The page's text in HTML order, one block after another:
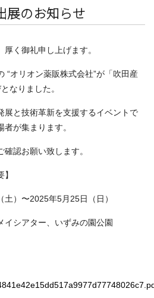
展のお知らせ
く御礼申し上げます。
“オリオン薬販株式会社”が「吹田産
なりました。
展と技術革新を支援するイベントで
が集まります。
認お願い致します。
）〜2025年5月25日（日）
イシアター、いずみの園公園